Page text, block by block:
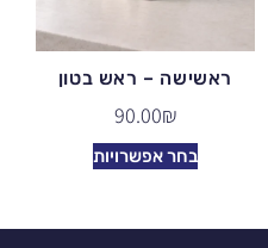
ראשישה – ראש בטון
90.00₪
בחר אפשרויות